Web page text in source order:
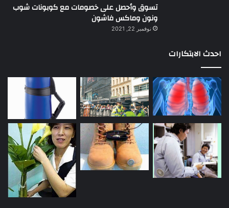
تسوق وأحصل على خصومات مع كوبونات شوب
ونون وماكس فاشون
نوفمبر 22, 2021
احدث الابتكارات